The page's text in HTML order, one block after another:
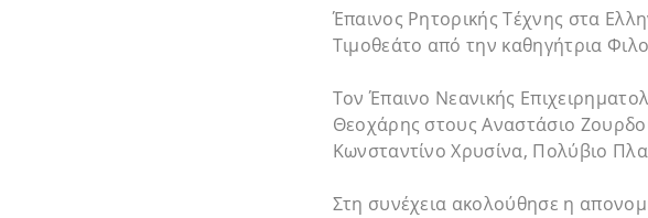
Έπαινος Ρητορικής Τέχνης στα
Τιμοθεάτο από την καθηγήτρια
Τον Έπαινο Νεανικής
Θεοχάρης στους Αναστάσιο
Κωνσταντίνο Χρυσίνα, Πολύβιο
Στη συνέχεια ακολούθησε η